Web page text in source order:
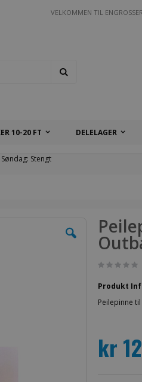
VELKOMMEN TIL
10-20 FT DELELAGER
Stengt
Produkt
Peilepinne
kr